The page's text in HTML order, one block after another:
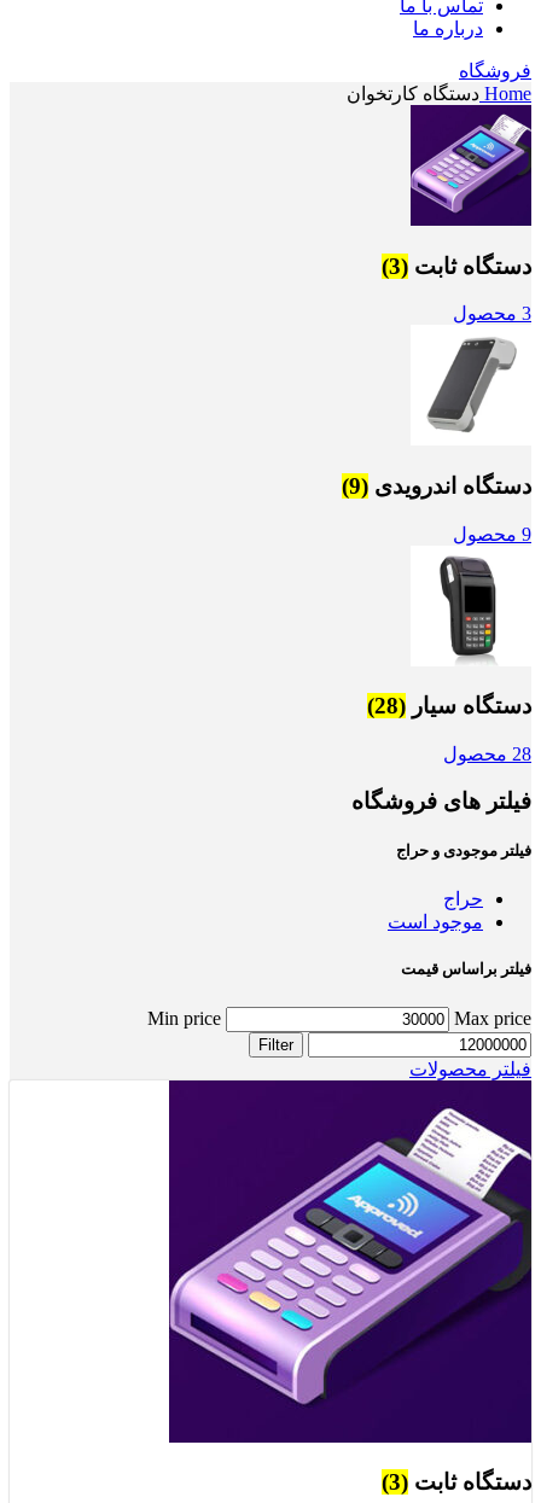
تماس با ما
درباره ما
فروشگاه
Home دستگاه کارتخوان
دستگاه ثابت (3)
3 محصول
دستگاه اندرویدی (9)
9 محصول
دستگاه سیار (28)
28 محصول
فیلتر های فروشگاه
فیلتر موجودی و حراج
حراج
موجود است
فیلتر براساس قیمت
Min price Max price
Filter
فیلتر محصولات
دستگاه ثابت (3)